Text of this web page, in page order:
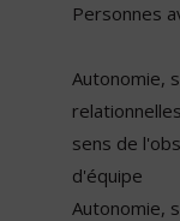
Personnes
Autonomie,
sens de
d'équipe
Autonomie,